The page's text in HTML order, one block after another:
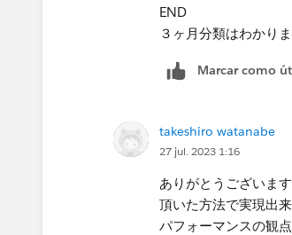
END
３ヶ月分類はわかり
Marcar como
takeshiro watanabe
27 jul. 2023 1:16
ありがとうございます
頂いた方法で実現出
パフォーマンスの観